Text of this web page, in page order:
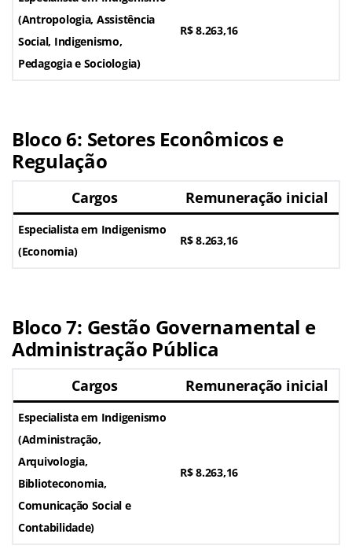
(Antropologia, Assistência
Social, Indigenismo,
Pedagogia e Sociologia)
R$ 8.263,16
Bloco 6: Setores Econômicos e
Regulação
Cargos Remuneração inicial
Especialista em Indigenismo
(Economia)
R$ 8.263,16
Bloco 7: Gestão Governamental e
Administração Pública
Cargos Remuneração inicial
Especialista em Indigenismo
(Administração,
Arquivologia,
Biblioteconomia,
Comunicação Social e
Contabilidade)
R$ 8.263,16